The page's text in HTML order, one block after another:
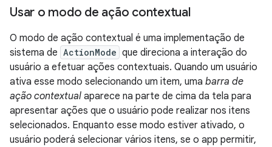
Usar o modo de ação contextual
O modo de ação contextual é uma implementação de
sistema de ActionMode que direciona a interação do
usuário a efetuar ações contextuais. Quando um usuário
ativa esse modo selecionando um item, uma barra de
ação contextual aparece na parte de cima da tela para
apresentar ações que o usuário pode realizar nos itens
selecionados. Enquanto esse modo estiver ativado, o
usuário poderá selecionar vários itens, se o app permitir,